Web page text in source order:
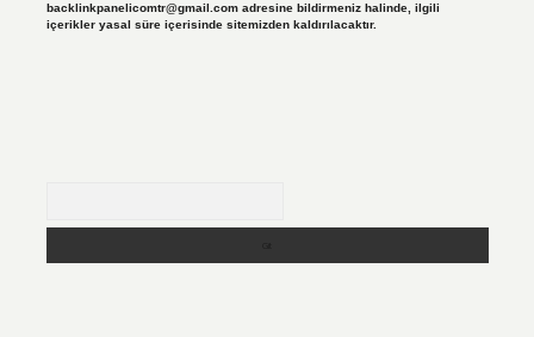
backlinkpanelicomtr@gmail.comadresine bildirmeniz halinde, ilgili
içerikler yasal süre içerisinde sitemizden kaldırılacaktır.